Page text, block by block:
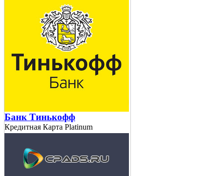
Банк Тинькофф
Кредитная Карта Platinum